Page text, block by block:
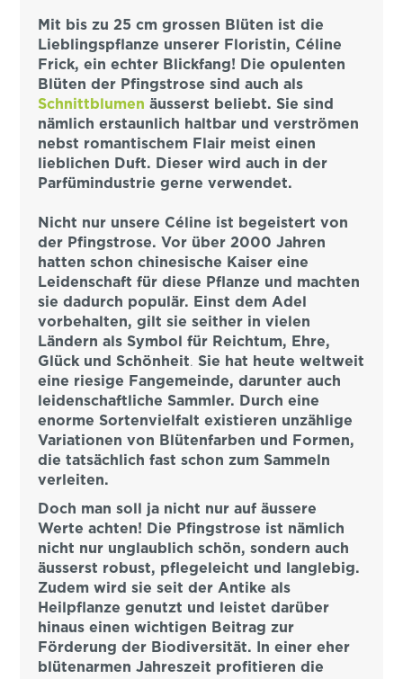
Mit bis zu 25 cm grossen Blüten ist die
Lieblingspflanze unserer Floristin, Céline
Frick, ein echter Blickfang! Die opulenten
Blüten der Pfingstrose sind auch als
Schnittblumen äusserst beliebt. Sie sind
nämlich erstaunlich haltbar und verströmen
nebst romantischem Flair meist einen
lieblichen Duft. Dieser wird auch in der
Parfümindustrie gerne verwendet.
Nicht nur unsere Céline ist begeistert von
der Pfingstrose. Vor über 2000 Jahren
hatten schon chinesische Kaiser eine
Leidenschaft für diese Pflanze und machten
sie dadurch populär. Einst dem Adel
vorbehalten, gilt sie seither in vielen
Ländern als Symbolfür Reichtum, Ehre,
Glück und Schönheit. Sie hat heute weltweit
eine riesige Fangemeinde, darunter auch
leidenschaftliche Sammler. Durch eine
enorme Sortenvielfalt existieren unzählige
Variationen von Blütenfarben und Formen,
die tatsächlich fast schon zum Sammeln
verleiten.
Doch man soll ja nicht nur auf äussere
Werte achten! Die Pfingstrose ist nämlich
nicht nur unglaublich schön, sondern auch
äusserst robust, pflegeleicht und langlebig.
Zudem wird sie seit der Antike als
Heilpflanze genutzt und leistet darüber
hinaus einen wichtigen Beitrag zur
Förderung der Biodiversität. In einer eher
blütenarmen Jahreszeit profitieren die